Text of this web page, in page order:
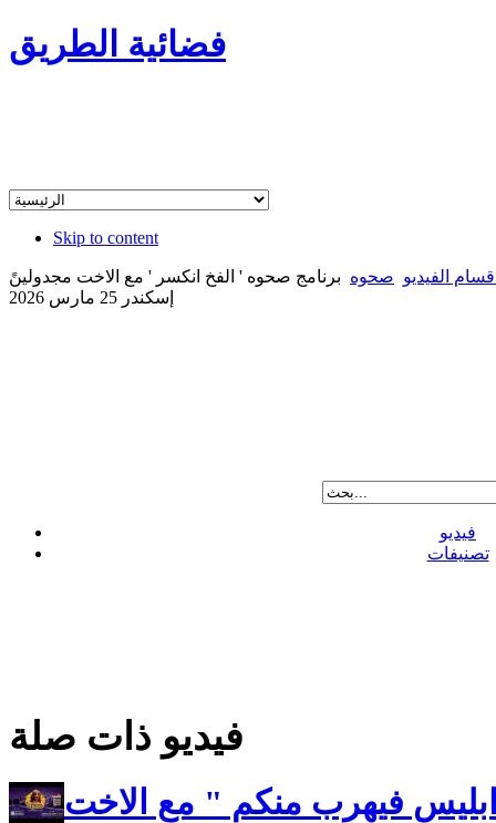
فضائية الطريق
Skip to content
الفيديو صحوه برنامج صحوه ' الفخ انكسر ' مع الاخت مجدولينً
إسكندر 25 مارس 2026
فيديو
تصنيفات
فيديو ذات صلة
فيهرب منكم " مع الاخت